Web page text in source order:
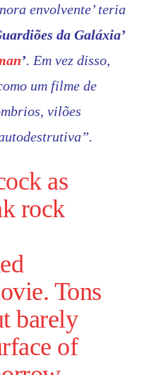
envolvente’ teria
da Galáxia’
’. Em vez disso,
um filme de
vilões
as
rock
Tons
barely
of